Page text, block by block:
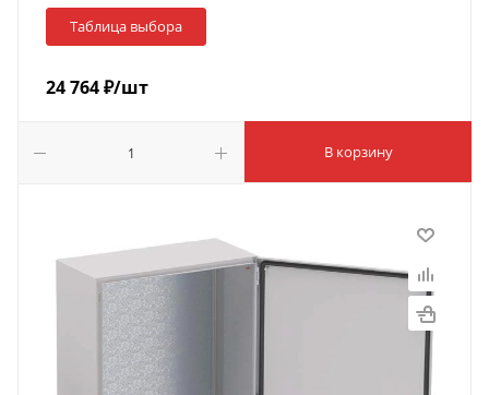
Таблица выбора
24 764₽/шт
В корзину